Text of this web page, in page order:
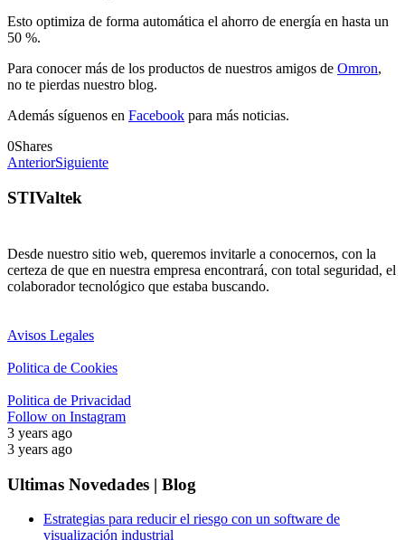
Esto optimiza de forma automática el ahorro de energía en hasta un
50 %.
Para conocer más de los productos de nuestros amigos de Omron,
no te pierdas nuestro blog.
Además síguenos en Facebook para más noticias.
0Shares
AnteriorSiguiente
STIValtek
Desde nuestro sitio web, queremos invitarle a conocernos, con la
certeza de que en nuestra empresa encontrará, con total seguridad, el
colaborador tecnológico que estaba buscando.
Avisos Legales
Politica de Cookies
Politica de Privacidad
Follow on Instagram
3 years ago
3 years ago
Ultimas Novedades | Blog
Estrategias para reducir el riesgo con un software de
visualización industrial